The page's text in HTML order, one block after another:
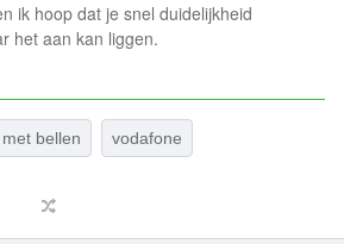
ik hoop dat je snel duidelijkheid
het aan kan liggen.
bellen vodafone